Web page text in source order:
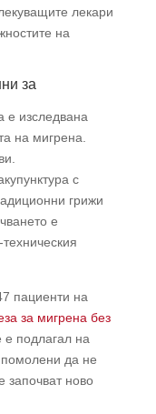
лекари
на
за
е изследвана
на мигрена.
с
грижи
е
пациенти на
за мигрена без
е подлагал на
помолени да не
започват ново